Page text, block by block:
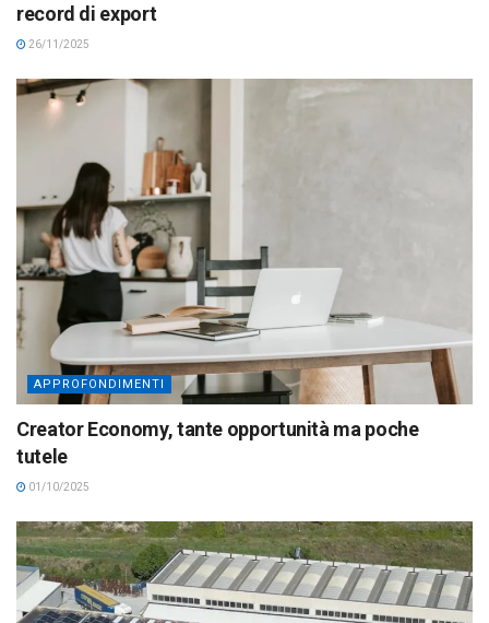
record di export
26/11/2025
APPROFONDIMENTI
Creator Economy, tante opportunità ma poche
tutele
01/10/2025